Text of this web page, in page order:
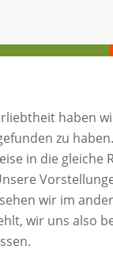
haben
zu
in die gleiche
wir im
wir uns also